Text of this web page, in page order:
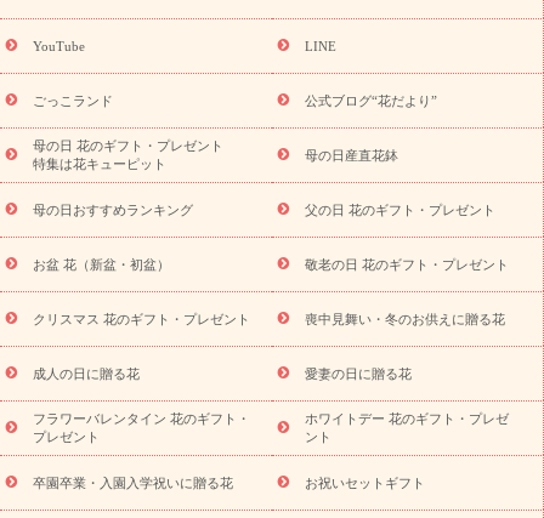
9月の誕生花(リンドウ)
ら探す
お祝いの花特集 当日配達特急便 お祝い商品一覧
念日
結婚祝い 出産祝い 退院祝い・快気祝い
寿祝い
プチギフト ペットのお祝いフラワー
供え・お悔やみ商品一覧
お供え・お悔やみの花
四十九日法要以
降に贈る花
通夜・葬儀に贈る花
お供え お花とセットギフト
お供え プリザーブドフラワー
ペットのお供えフラワー
お盆（新
盆・初盆）
その他 お祝い返し お見舞い
お取り寄せギフト
ビジネス用
ご自宅用 観葉植物 ミディ胡蝶蘭
プリザーブ
ドフラワー
スタイルから探す アレンジメント 花束
スタ
ンド花
お祝い お供え・お悔やみ 胡蝶蘭 胡蝶蘭・花鉢
ディ胡蝶蘭・お祝い
ミディ胡蝶蘭・お供え
世界初の青色胡蝶蘭
観葉植物
観葉植物 産直多肉植物
プリザーブドフラワー
お祝い
お供え・お悔やみ 花とセットギフト
セミオーダー
プチギフト（hanamore -ハナモア-）
花とみどりのeギフト
キューピットのeGfit
カラー ピンク イエローオレンジ
レッ
YouTube LINE
ごっこランド 公式ブログ“花だより”
母の日 花のギフト・プレゼント
特集は花キューピット
母の日産直花鉢
母の日おすすめランキング 父の日 花のギフト・プレゼント
お盆 花（新盆・初盆） 敬老の日 花のギフト・プレゼント
クリスマス 花のギフト・プレゼント 喪中見舞い・冬のお供えに贈る花
成人の日に贈る花 愛妻の日に贈る花
フラワーバレンタイン 花のギフト・
プレゼント
ホワイトデー 花のギフト・プレゼ
ント
卒園卒業・入園入学祝いに贈る花 お祝いセットギフト